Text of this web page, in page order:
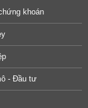
khoán
- Đầu tư